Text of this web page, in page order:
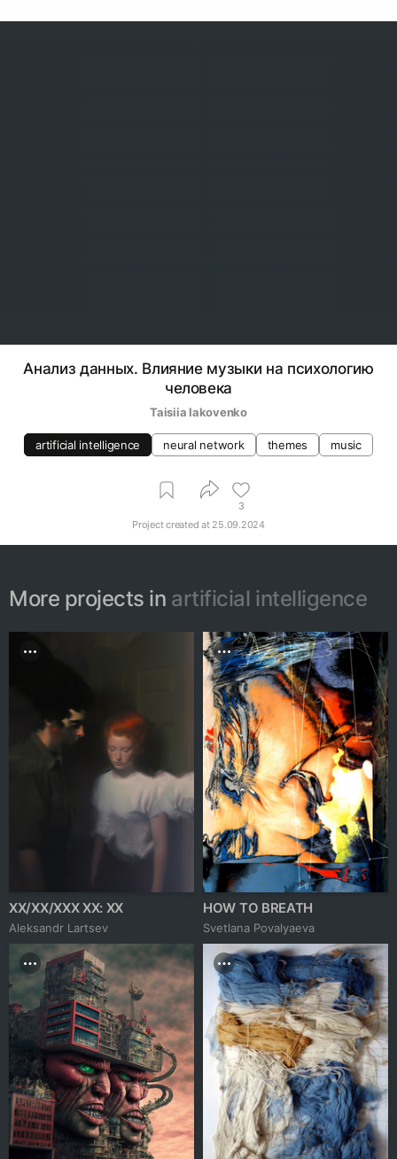
Анализ данных. Влияние музыки на психологию
человека
Taisiia Iakovenko
artificial intelligence neural network themes music
3
Project created at 25.09.2024
More projects in artificial intelligence
XX/XX/XXX XX: XX
Аleksandr Lartsev
HOW TO BREATH
Svetlana Povalyaeva